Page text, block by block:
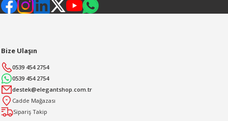
Bize Ulaşın
0539 454 2754
0539 454 2754
destek@elegantshop.com.tr
Cadde Mağazası
Sipariş Takip